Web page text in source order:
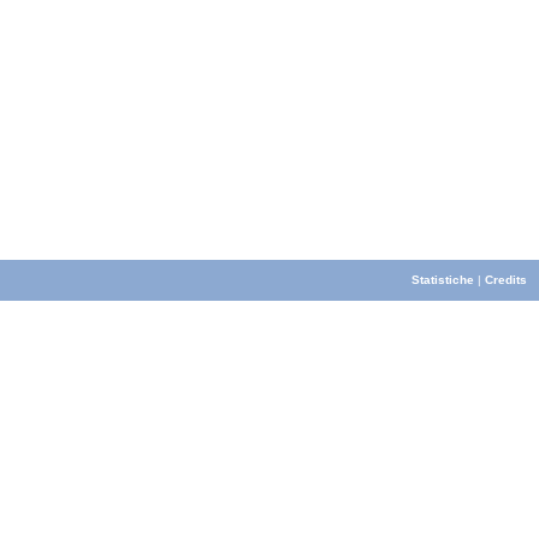
Statistiche | Credits